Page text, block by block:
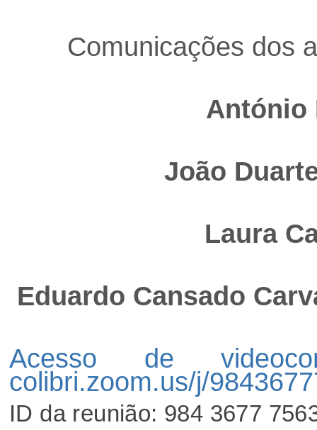
Comunicações dos
António
João
Laura
Eduardo Cansado
Acesso de
colibri.zoom.us/j/
ID da reunião: 984 3677